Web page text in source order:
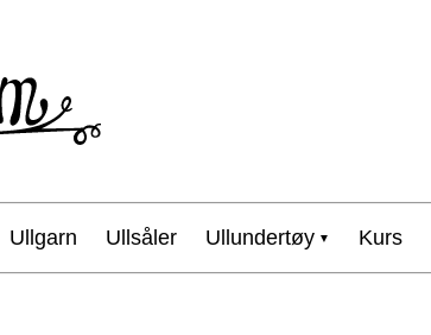
Ullgarn Ullsåler Ullundertøy Kurs